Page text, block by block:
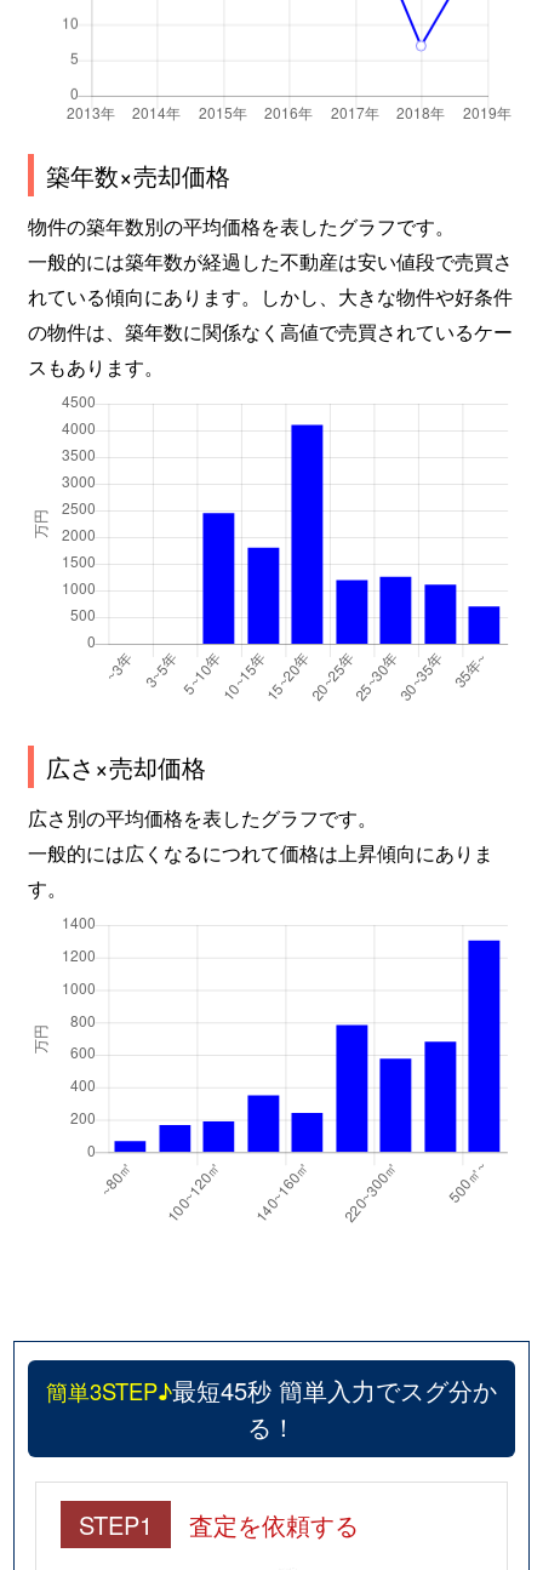
築年数×売却価格
物件の築年数別の平均価格を表したグラフです。
一般的には築年数が経過した不動産は安い値段で売買さ
れている傾向にあります。しかし、大きな物件や好条件
の物件は、築年数に関係なく高値で売買されているケー
スもあります。
広さ×売却価格
広さ別の平均価格を表したグラフです。
一般的には広くなるにつれて価格は上昇傾向にありま
す。
簡単3STEP♪最短45秒 簡単入力でスグ分か
る！
STEP1 査定を依頼する